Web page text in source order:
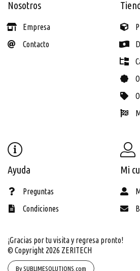
Nosotros
Empresa
Contacto
Ayuda
Preguntas
Condiciones
Mi
¡Gracias por tu visita y regresa pronto!
© Copyright 2026 ZERITECH
By SUBLIMESOLUTIONS.com